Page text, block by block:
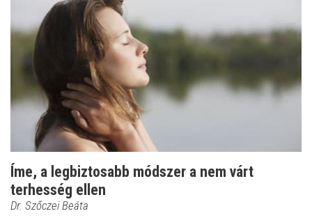
Íme, a legbiztosabb módszer a nem várt
terhesség ellen
Dr. Szőczei Beáta